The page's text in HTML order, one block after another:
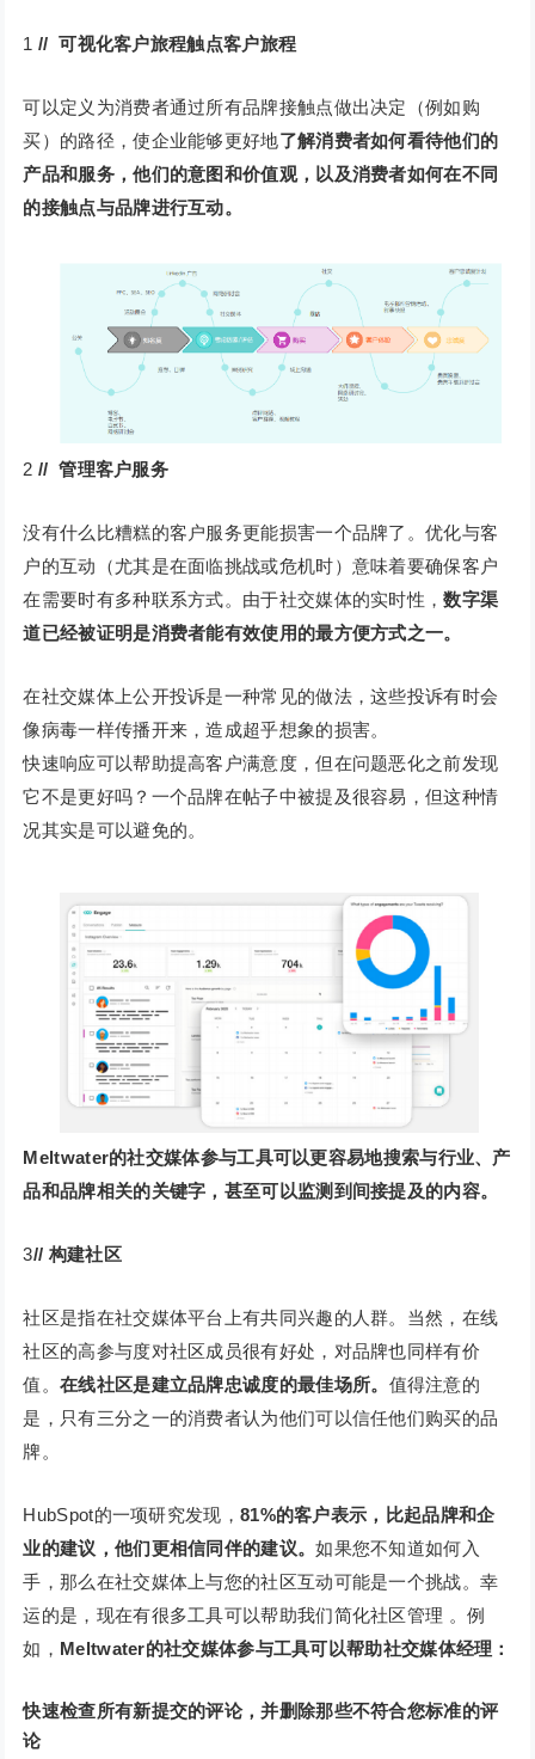
1// 可视化客户旅程触点客户旅程
可以定义为消费者通过所有品牌接触点做出决定（例如购
买）的路径，使企业能够更好地了解消费者如何看待他们的
产品和服务，他们的意图和价值观，以及消费者如何在不同
的接触点与品牌进行互动。
2// 管理客户服务
没有什么比糟糕的客户服务更能损害一个品牌了。优化与客
户的互动（尤其是在面临挑战或危机时）意味着要确保客户
在需要时有多种联系方式。由于社交媒体的实时性，数字渠
道已经被证明是消费者能有效使用的最方便方式之一。
在社交媒体上公开投诉是一种常见的做法，这些投诉有时会
像病毒一样传播开来，造成超乎想象的损害。
快速响应可以帮助提高客户满意度，但在问题恶化之前发现
它不是更好吗？一个品牌在帖子中被提及很容易，但这种情
况其实是可以避免的。
Meltwater的社交媒体参与工具可以更容易地搜索与行业、产
品和品牌相关的关键字，甚至可以监测到间接提及的内容。
3// 构建社区
社区是指在社交媒体平台上有共同兴趣的人群。当然，在线
社区的高参与度对社区成员很有好处，对品牌也同样有价
值。在线社区是建立品牌忠诚度的最佳场所。 值得注意的
是，只有三分之一的消费者认为他们可以信任他们购买的品
牌。
HubSpot的一项研究发现， 81%的客户表示，比起品牌和企
业的建议，他们更相信同伴的建议。如果您不知道如何入
手，那么在社交媒体上与您的社区互动可能是一个挑战。幸
运的是，现在有很多工具可以帮助我们简化社区管理 。例
如， Meltwater的社交媒体参与工具可以帮助社交媒体经理：
快速检查所有新提交的评论，并删除那些不符合您标准的评
论